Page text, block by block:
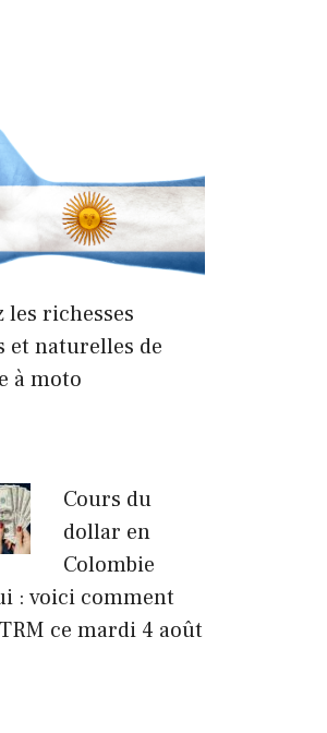
les richesses
et naturelles de
à moto
Cours du
dollar en
Colombie
: voici comment
ce mardi 4 août